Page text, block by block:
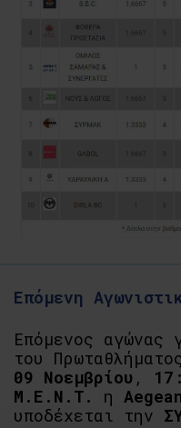
Επόμενη
Επόμενος αγώνας
του
09 Νοεμβρίου , 17 :
M.E.N.T.
η
υποδέχεται την